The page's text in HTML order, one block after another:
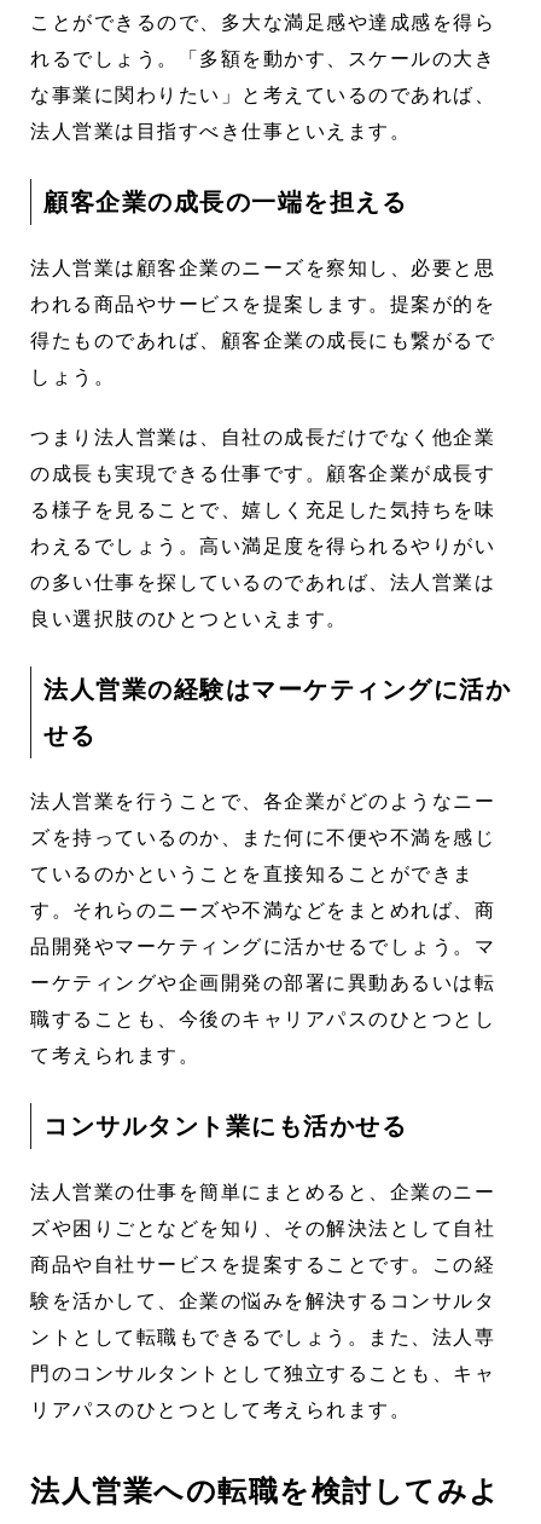
ことができるので、多大な満足感や達成感を得ら
れるでしょう。「多額を動かす、スケールの大き
な事業に関わりたい」と考えているのであれば、
法人営業は目指すべき仕事といえます。
顧客企業の成長の一端を担える
法人営業は顧客企業のニーズを察知し、必要と思
われる商品やサービスを提案します。提案が的を
得たものであれば、顧客企業の成長にも繋がるで
しょう。
つまり法人営業は、自社の成長だけでなく他企業
の成長も実現できる仕事です。顧客企業が成長す
る様子を見ることで、嬉しく充足した気持ちを味
わえるでしょう。高い満足度を得られるやりがい
の多い仕事を探しているのであれば、法人営業は
良い選択肢のひとつといえます。
法人営業の経験はマーケティングに活か
せる
法人営業を行うことで、各企業がどのようなニー
ズを持っているのか、また何に不便や不満を感じ
ているのかということを直接知ることができま
す。それらのニーズや不満などをまとめれば、商
品開発やマーケティングに活かせるでしょう。マ
ーケティングや企画開発の部署に異動あるいは転
職することも、今後のキャリアパスのひとつとし
て考えられます。
コンサルタント業にも活かせる
法人営業の仕事を簡単にまとめると、企業のニー
ズや困りごとなどを知り、その解決法として自社
商品や自社サービスを提案することです。この経
験を活かして、企業の悩みを解決するコンサルタ
ントとして転職もできるでしょう。また、法人専
門のコンサルタントとして独立することも、キャ
リアパスのひとつとして考えられます。
法人営業への転職を検討してみよ